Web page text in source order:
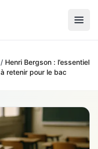
/ Henri Bergson : l’essentiel
à retenir pour le bac